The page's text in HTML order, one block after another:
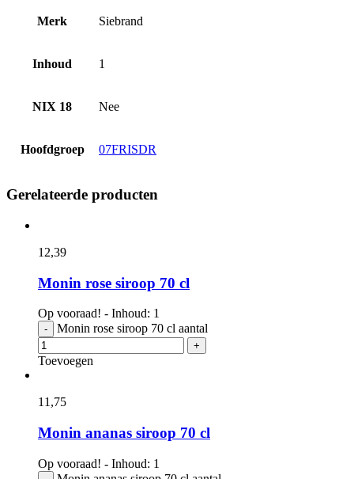
Merk Siebrand
Inhoud 1
NIX 18 Nee
Hoofdgroep 07FRISDR
Gerelateerde producten
12,39
Monin rose siroop 70 cl
Op vooraad! - Inhoud: 1
- Monin rose siroop 70 cl aantal
+
Toevoegen
11,75
Monin ananas siroop 70 cl
Op vooraad! - Inhoud: 1